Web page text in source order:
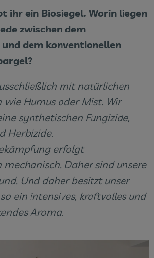
ihr ein Biosiegel. Worin liegen
zwischen dem
dem konventionellen
mit natürlichen
Humus oder Mist. Wir
synthetischen Fungizide,
Herbizide.
erfolgt
mechanisch. Daher sind unsere
Und daher besitzt unser
ein intensives, kraftvolles und
Aroma.